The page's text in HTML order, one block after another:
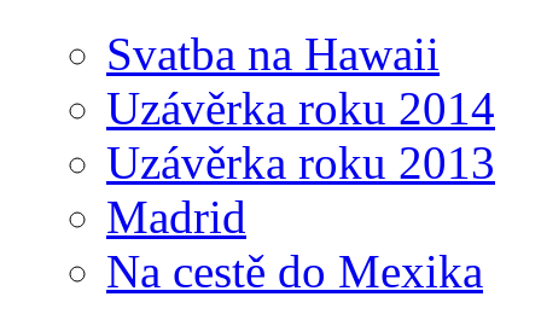
Svatba na Hawaii
Uzávěrka roku 2014
Uzávěrka roku 2013
Madrid
Na cestě do Mexika